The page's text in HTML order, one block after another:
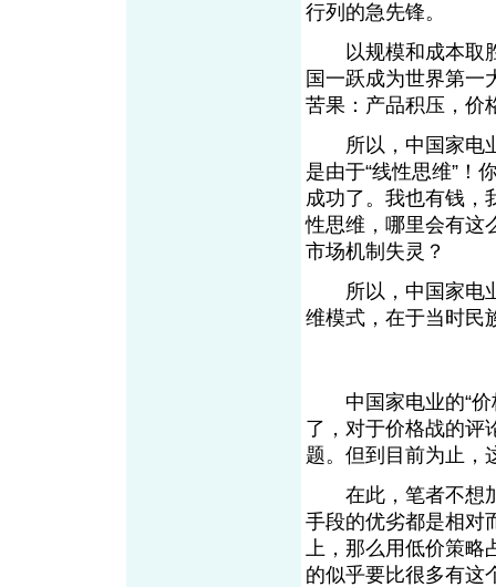
行列的急先锋。
以规模和成本取胜
国一跃成为世界第一
苦果：产品积压，价
所以，中国家电业
是由于“线性思维”！
成功了。我也有钱，
性思维，哪里会有这
市场机制失灵？
所以，中国家电业
维模式，在于当时
中国家电业的“价
了，对于价格战的评
题。但到目前为止，
在此，笔者不想加
手段的优劣都是相对
上，那么用低价策略
的似乎要比很多有这